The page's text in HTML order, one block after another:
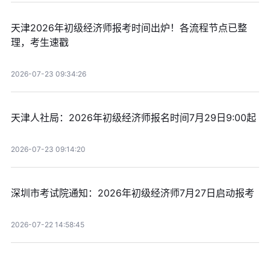
天津2026年初级经济师报考时间出炉！各流程节点已整
理，考生速戳
2026-07-23 09:34:26
天津人社局：2026年初级经济师报名时间7月29日9:00起
2026-07-23 09:14:20
深圳市考试院通知：2026年初级经济师7月27日启动报考
2026-07-22 14:58:45